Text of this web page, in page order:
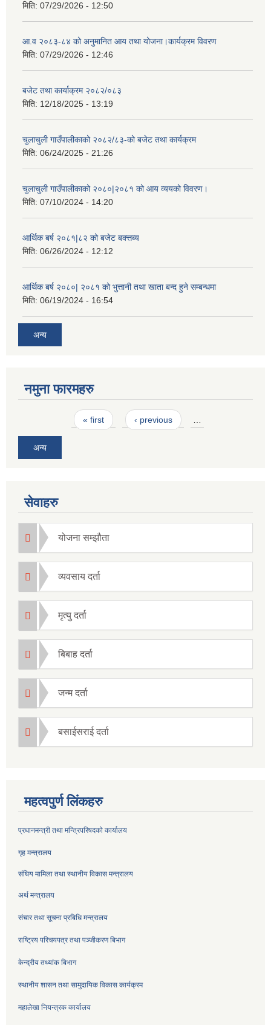
मिति: 07/29/2026 - 12:50
आ.व २०८३-८४ को अनुमानित आय तथा योजना।कार्यक्रम विवरण
मिति: 07/29/2026 - 12:46
बजेट तथा कार्याक्रम २०८२/०८३
मिति: 12/18/2025 - 13:19
चुलाचुली गाउँपालीकाको २०८२/८३-को बजेट तथा कार्यक्रम
मिति: 06/24/2025 - 21:26
चुलाचुली गाउँपालीकाको २०८०|२०८१ को आय व्ययको विवरण।
मिति: 07/10/2024 - 14:20
आर्थिक बर्ष २०८१|८२ को बजेट बक्त्तब्य
मिति: 06/26/2024 - 12:12
आर्थिक बर्ष २०८०| २०८१ को भुत्तानी तथा खाता बन्द हुने सम्बन्धमा
मिति: 06/19/2024 - 16:54
अन्य
नमुना फारमहरु
« first ‹ previous
अन्य
सेवाहरु
योजना सम्झौता
व्यवसाय दर्ता
मृत्यु दर्ता
बिबाह दर्ता
जन्म दर्ता
बसाईसराई दर्ता
महत्वपुर्ण लिंकहरु
प्रधानमन्त्री तथा मन्त्रिपरिषदको कार्यालय
गृह मन्त्रालय
संघिय मामिला तथा स्थानीय विकास मन्त्रालय
अर्थ मन्त्रालय
संचार तथा सूचना प्रबिधि मन्त्रालय
राष्ट्रिय परिचयपत्र तथा पञ्जीकरण बिभाग
केन्द्रीय तथ्यांक बिभाग
स्थानीय शासन तथा सामुदायिक विकास कार्यक्रम
महालेखा नियन्त्रक कार्यालय